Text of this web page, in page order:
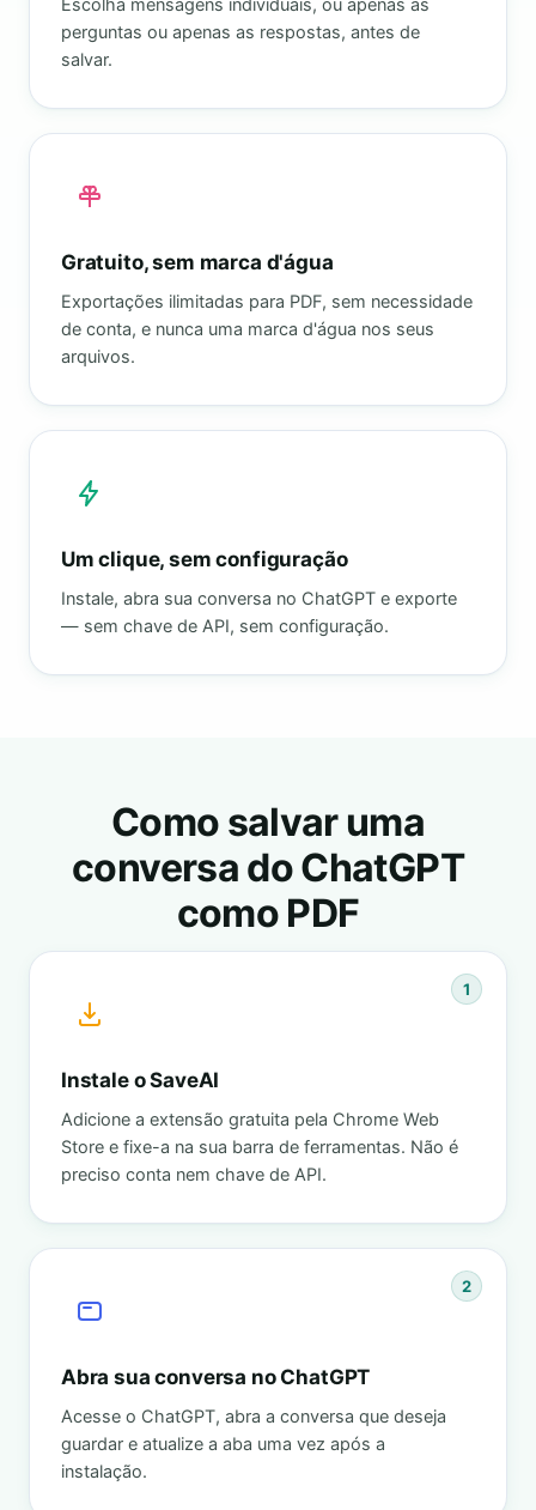
Escolha mensagens individuais, ou apenas as
perguntas ou apenas as respostas, antes de
salvar.
Gratuito, sem marca d'água
Exportações ilimitadas para PDF, sem necessidade
de conta, e nunca uma marca d'água nos seus
arquivos.
Um clique, sem configuração
Instale, abra sua conversa no ChatGPT e exporte
— sem chave de API, sem configuração.
Como salvar uma
conversa do ChatGPT
como PDF
1
Instale o SaveAI
Adicione a extensão gratuita pela Chrome Web
Store e fixe-a na sua barra de ferramentas. Não é
preciso conta nem chave de API.
2
Abra sua conversa no ChatGPT
Acesse o ChatGPT, abra a conversa que deseja
guardar e atualize a aba uma vez após a
instalação.